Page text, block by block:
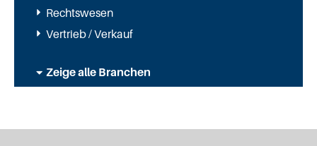
Rechtswesen
Vertrieb / Verkauf
Zeige alle Branchen